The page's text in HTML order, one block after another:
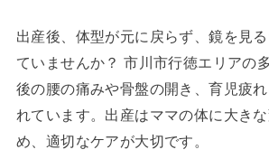
出産後、体型が元に戻らず、鏡を見
ていませんか？ 市川市行徳エリアの
後の腰の痛みや骨盤の開き、育児疲
れています。出産はママの体に大き
め、適切なケアが大切です。